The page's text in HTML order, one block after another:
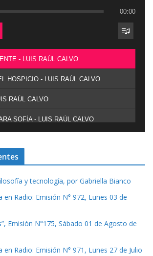
00:00
- LUIS RAÚL CALVO
HOSPICIO - LUIS RAÚL CALVO
RAÚL CALVO
SOFÍA - LUIS RAÚL CALVO
y tecnología, por Gabriella Bianco
en Radio: Emisión N° 972, Lunes 03 de
Emisión N°175, Sábado 01 de Agosto de
en Radio: Emisión N° 971, Lunes 27 de Julio